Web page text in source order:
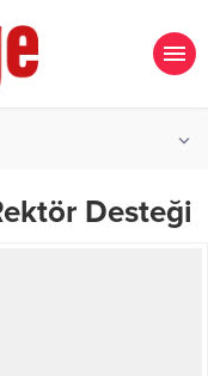
Desteği